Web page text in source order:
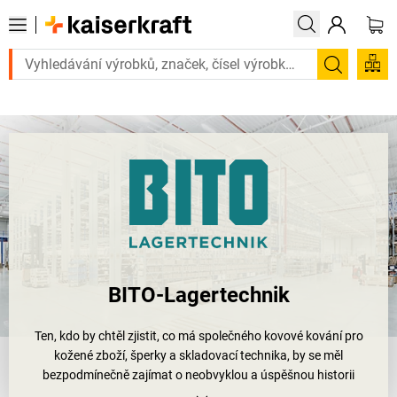
Vybrané bestsellery doručíme do 72 hodin. Prohlédněte si zde
Hledání
BITO-Lagertechnik
Ten, kdo by chtěl zjistit, co má společného kovové kování pro
kožené zboží, šperky a skladovací technika, by se měl
bezpodmínečně zajímat o neobvyklou a úspěšnou historii